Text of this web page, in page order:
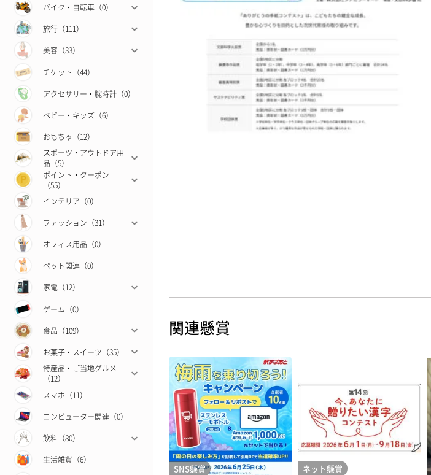
バイク・自転車（0）
旅行（111）
美容（33）
チケット（44）
アクセサリー・腕時計（0）
ベビー・キッズ（6）
おもちゃ（12）
スポーツ・アウトドア用
品（5）
ポイント・クーポン
（55）
インテリア（0）
ファッション（31）
オフィス用品（0）
ペット関連（0）
家電（12）
ゲーム（0）
食品（109）
お菓子・スイーツ（35）
特産品・ご当地グルメ
（12）
スマホ（11）
コンピューター関連（0）
飲料（80）
生活雑貨（6）
関連懸賞
SNS懸賞 ネット懸賞